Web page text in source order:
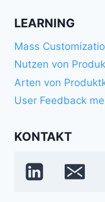
LEARNING
Mass
Nutzen von
Arten von
User Feedback
KONTAKT